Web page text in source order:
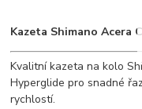
Kazeta Shimano Acera
Kvalitní kazeta na kolo
Hyperglide pro snadné
rychlostí.